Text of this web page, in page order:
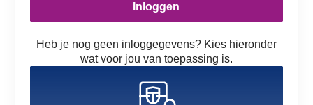
Inloggen
Heb je nog geen inloggegevens? Kies hieronder
wat voor jou van toepassing is.